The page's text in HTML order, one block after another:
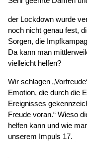
der Lockdown wurde
noch nicht genau fest,
Sorgen, die
Da kann man
vielleicht helfen?
Wir schlagen
Emotion, die durch die
Ereignisses
Freude voran.“ Wieso
helfen kann und wie
unserem Impuls 17.